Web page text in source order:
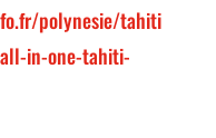
polynesie/tahiti
in-one-tahiti-